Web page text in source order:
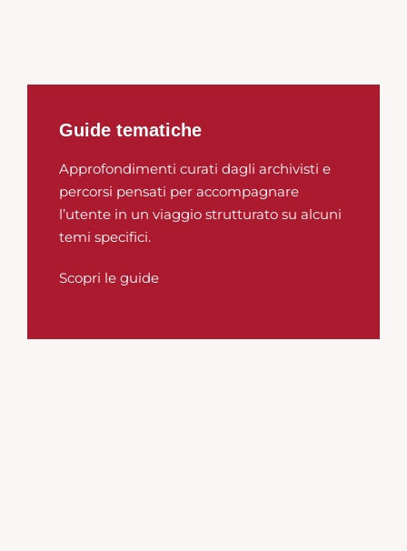
Guide tematiche
Approfondimenti curati dagli archivisti e
percorsi pensati per accompagnare
l’utente in un viaggio strutturato su alcuni
temi specifici.
Scopri le guide